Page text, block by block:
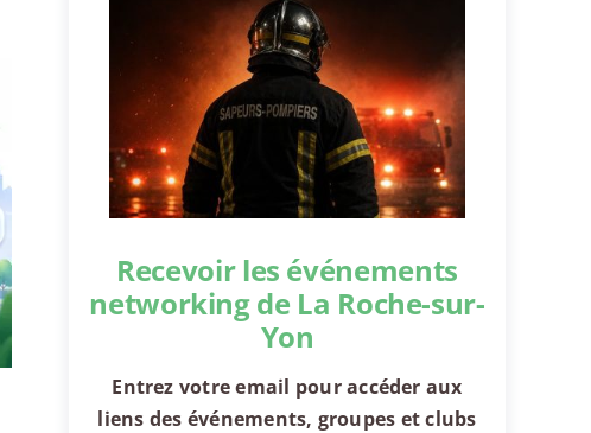
Recevoir les événements
networking de La Roche-sur-
Yon
Entrez votre email pour accéder aux
liens des événements, groupes et clubs